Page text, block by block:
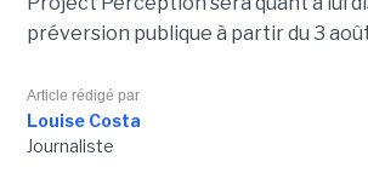
préversion publique à partir du 3
Article rédigé par
Louise Costa
Journaliste